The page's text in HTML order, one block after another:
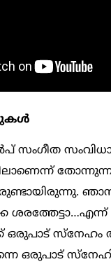
സംഗീത
ഒരുപാട് സ്‌നേഹം
ഒരുപാട്